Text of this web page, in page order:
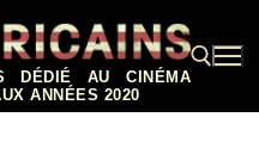
DÉDIÉ AU CINÉMA
ANNÉES 2020